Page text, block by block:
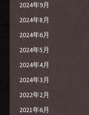
2024年9月
2024年8月
2024年6月
2024年5月
2024年4月
2024年3月
2022年2月
2021年6月